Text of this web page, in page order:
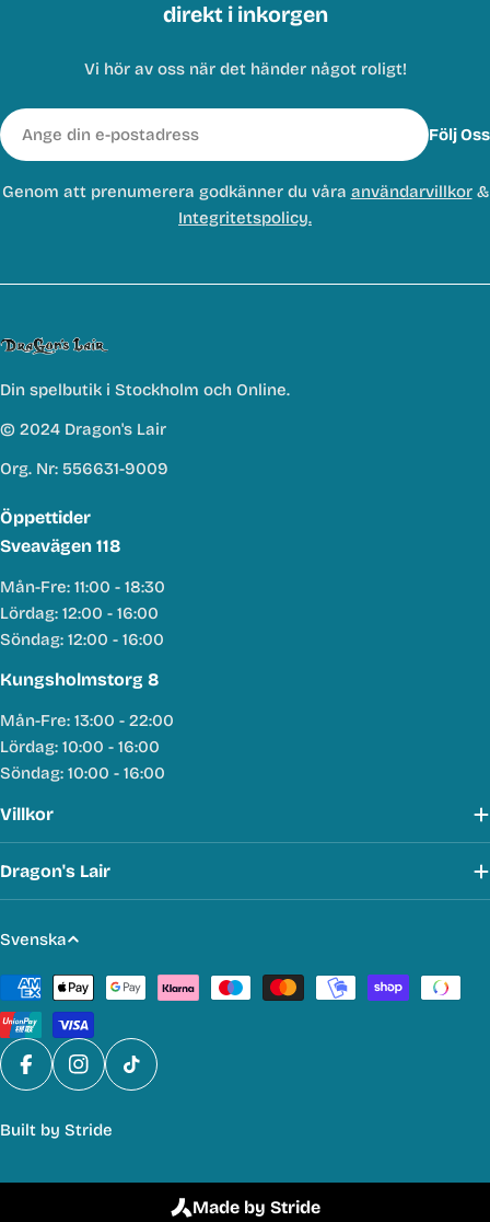
direkt i inkorgen
Vi hör av oss när det händer något roligt!
E-
post
Följ Oss
Genom att prenumerera godkänner du våra användarvillkor&
Integritetspolicy.
Din spelbutik i Stockholm och Online.
© 2024 Dragon's Lair
Org. Nr: 556631-9009
Öppettider
Sveavägen 118
Mån-Fre: 11:00 - 18:30
Lördag: 12:00 - 16:00
Söndag: 12:00 - 16:00
Kungsholmstorg 8
Mån-Fre: 13:00 - 22:00
Lördag: 10:00 - 16:00
Söndag: 10:00 - 16:00
Villkor
Dragon's Lair
S
p
r
å
k
Svenska
Betalmetoder
FacebookInstagram
TikTok
Built by Stride
Made by Stride